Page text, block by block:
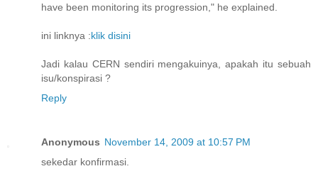
have been monitoring its progression," he explained.
ini linknya :klik disini
Jadi kalau CERN sendiri mengakuinya, apakah itu sebuah
isu/konspirasi ?
Reply
Anonymous November 14, 2009 at 10:57 PM
sekedar konfirmasi.